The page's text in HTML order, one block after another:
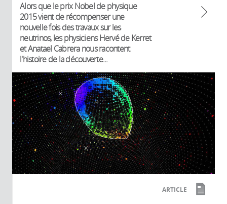
Alors que le prix Nobel de physique
2015 vient de récompenser une
nouvelle fois des travaux sur les
neutrinos, les physiciens Hervé de Kerret
et Anatael Cabrera nous racontent
l'histoire de la découverte...
ARTICLE